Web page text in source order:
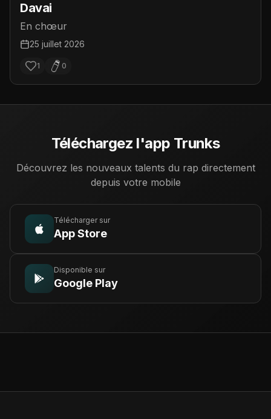
Davai
En chœur
25 juillet 2026
1 0
Téléchargez l'app Trunks
Découvrez les nouveaux talents du rap directement
depuis votre mobile
Télécharger sur
App Store
Disponible sur
Google Play